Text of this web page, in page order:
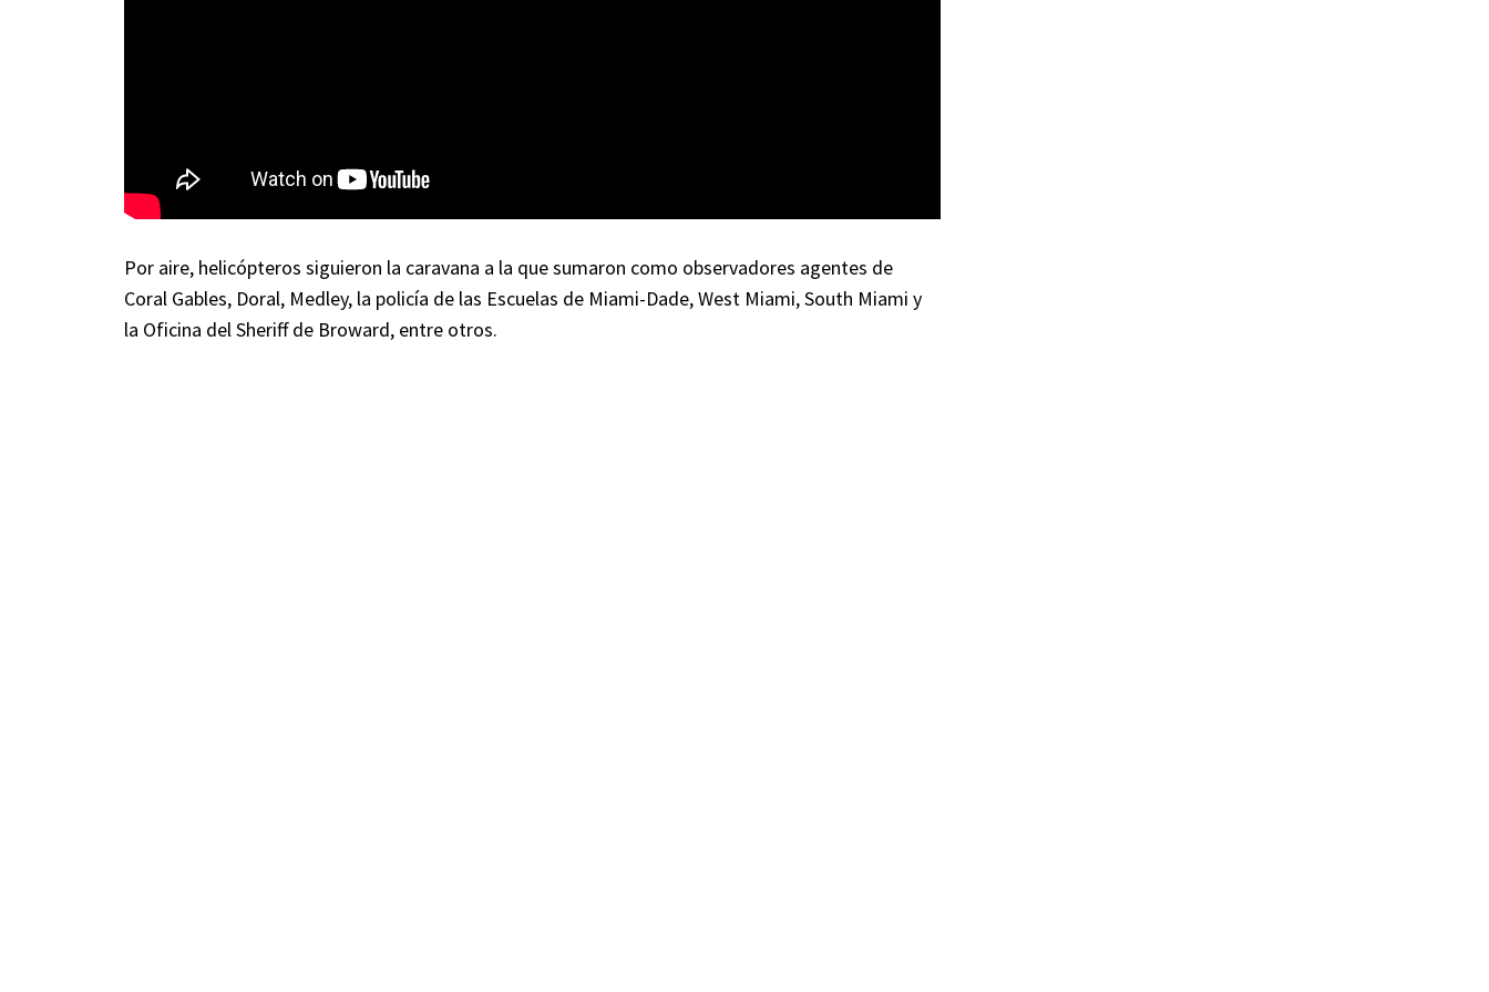
Por aire, helicópteros siguieron la caravana a la que sumaron como observadores agentes de
Coral Gables, Doral, Medley, la policía de las Escuelas de Miami-Dade, West Miami, South Miami y
la Oficina del Sheriff de Broward, entre otros.